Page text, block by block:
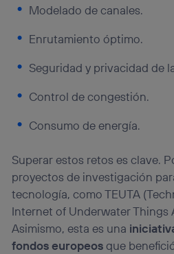
Modelado de canales.
Enrutamiento óptimo.
Seguridad y privacidad de
Control de congestión.
Consumo de energía.
Superar estos retos es clave.
proyectos de investigación
tecnología, como TEUTA
Internet of Underwater Things
Asimismo, esta es una
fondos europeosque